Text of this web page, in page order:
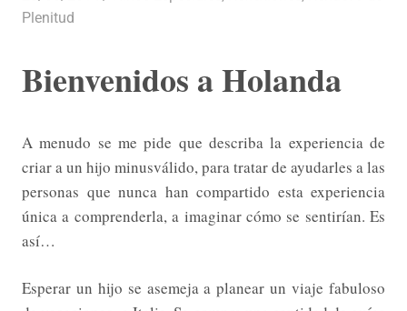
Plenitud
Bienvenidos a Holanda
A menudo se me pide que describa la experiencia de
criar a un hijo minusválido, para tratar de ayudarles a las
personas que nunca han compartido esta experiencia
única a comprenderla, a imaginar cómo se sentirían. Es
así…
Esperar un hijo se asemeja a planear un viaje fabuloso